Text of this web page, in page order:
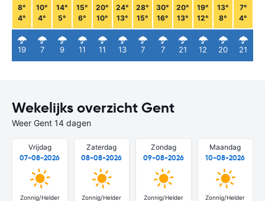
8°
4°
19
10°
4°
7
14°
5°
9
15°
6°
11
20°
10°
11
24°
13°
13
28°
15°
7
30°
16°
7
20°
13°
21
19°
12°
12
13°
8°
20
7°
4°
21
Wekelijks overzicht Gent
Weer Gent 14 dagen
Vrijdag
07-08-2026
Zonnig/Helder
Zaterdag
08-08-2026
Zonnig/Helder
Zondag
09-08-2026
Zonnig/Helder
Maandag
10-08-2026
Zonnig/Helder